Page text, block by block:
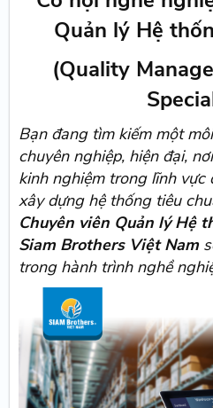
Quản lý Hệ
(Quality
Bạn đang tìm kiếm một
chuyên nghiệp, hiện đại,
kinh nghiệm trong lĩnh vực
xây dựng hệ thống tiêu
Chuyên viên Quản lý Hệ
Siam Brothers Việt Nam
trong hành trình nghề